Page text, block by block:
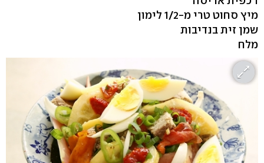
מיץ סחוט טרי מ-1/2 לימון
שמן זית בנדיבות
מלח